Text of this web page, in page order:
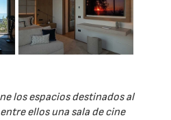
los espacios destinados al
ellos una sala de cine